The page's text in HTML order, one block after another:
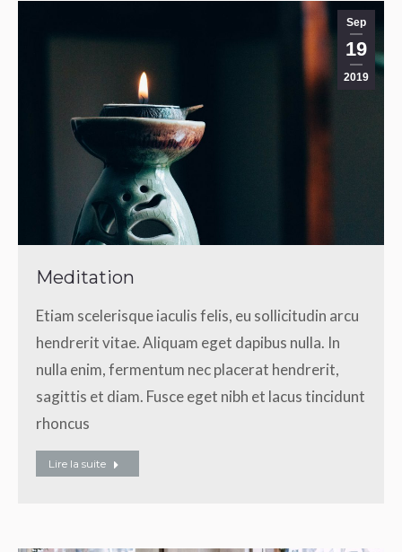
Sep
19
2019
Meditation
Etiam scelerisque iaculis felis, eu sollicitudin arcu
hendrerit vitae. Aliquam eget dapibus nulla. In
nulla enim, fermentum nec placerat hendrerit,
sagittis et diam. Fusce eget nibh et lacus tincidunt
rhoncus
Lire la suite